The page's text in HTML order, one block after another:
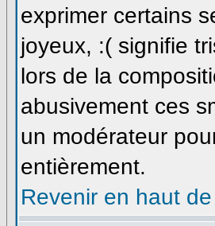
exprimer certains
joyeux, :( signifie
lors de la
abusivement ces
un modérateur
entièrement.
Revenir en haut